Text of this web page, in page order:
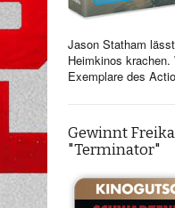
Jason Statham
Heimkinos
Exemplare des
Gewinnt
"Terminator"